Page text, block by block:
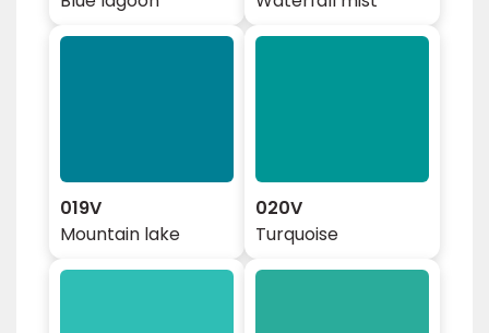
019V
Mountain lake
020V
Turquoise